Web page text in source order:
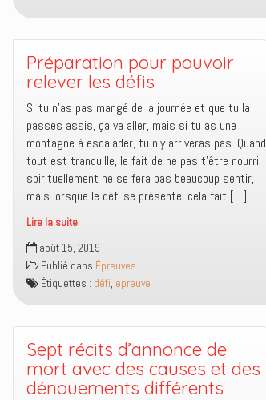
doit-
se
mettre
en
colère
?
Préparation pour pouvoir
relever les défis
Si tu n’as pas mangé de la journée et que tu la
passes assis, ça va aller, mais si tu as une
montagne à escalader, tu n’y arriveras pas. Quand
tout est tranquille, le fait de ne pas t’être nourri
spirituellement ne se fera pas beaucoup sentir,
mais lorsque le défi se présente, cela fait […]
Lire la suite
Préparation
pour
pouvoir
relever
défis
août 15, 2019
Publié dans Épreuves
Étiquettes : défi, epreuve
Sept récits d’annonce de
mort avec des causes et des
dénouements différents